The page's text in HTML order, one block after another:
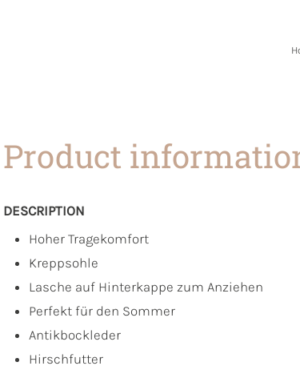
Product
DESCRIPTION
Hoher Tragekomfort
Kreppsohle
Lasche auf Hinterkappe zum Anziehen
Perfekt für den Sommer
Antikbockleder
Hirschfutter